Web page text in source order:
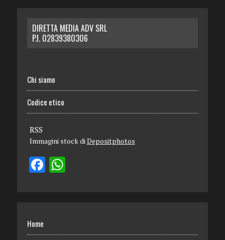
DIRETTA MEDIA ADV SRL
P.I. 02839380306
Chi siamo
Codice etico
RSS
Immagini stock diDepositphotos
Home